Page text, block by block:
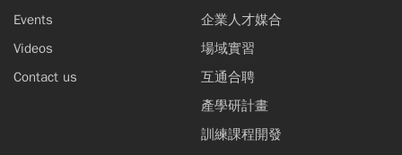
Events
Videos
Contact us
企業人才媒合
場域實習
互通合聘
產學研計畫
訓練課程開發